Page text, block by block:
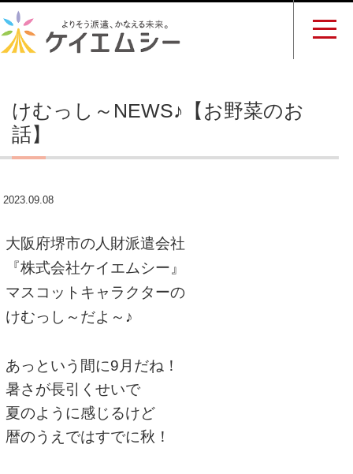
けむっし～NEWS♪【お野菜のお
話】
2023.09.08
大阪府堺市の人財派遣会社
『株式会社ケイエムシー』
マスコットキャラクターの
けむっし～だよ～♪
あっという間に9月だね！
暑さが長引くせいで
夏のように感じるけど
暦のうえではすでに秋！